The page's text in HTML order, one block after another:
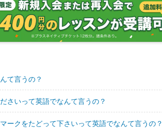
て言うの？
さいって英語でなんて言うの？
ークをたどって下さいって英語でなんて言うの？